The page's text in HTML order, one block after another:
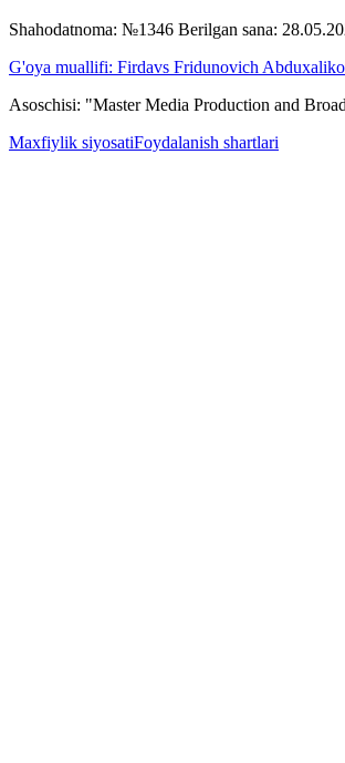
Shahodatnoma: №1346 Berilgan sana:
G'oya muallifi: Firdavs Fridunovich
Asoschisi: "Master Media Production and
Maxfiylik siyosatiFoydalanish shartlari